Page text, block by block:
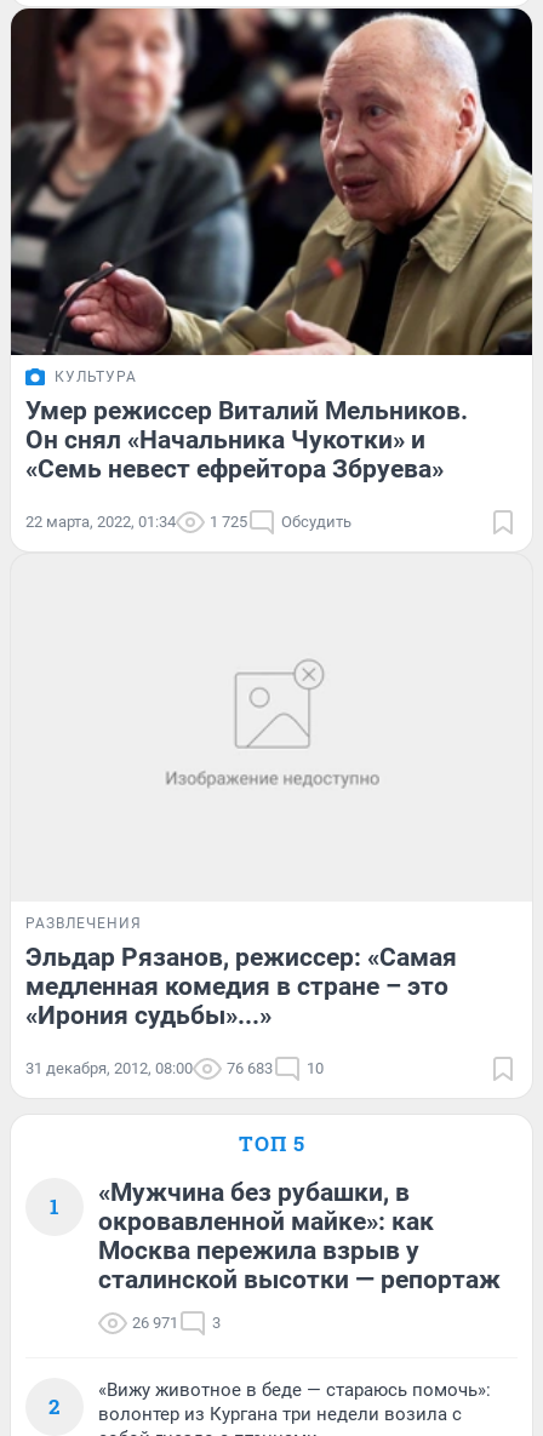
КУЛЬТУРА
Умер режиссер Виталий Мельников.
Он снял «Начальника Чукотки» и
«Семь невест ефрейтора Збруева»
22 марта, 2022, 01:34 1 725 Обсудить
РАЗВЛЕЧЕНИЯ
Эльдар Рязанов, режиссер: «Самая
медленная комедия в стране – это
«Ирония судьбы»...»
31 декабря, 2012, 08:00 76 683 10
ТОП 5
1
«Мужчина без рубашки, в
окровавленной майке»: как
Москва пережила взрыв у
сталинской высотки — репортаж
26 971 3
2
«Вижу животное в беде — стараюсь помочь»:
волонтер из Кургана три недели возила с